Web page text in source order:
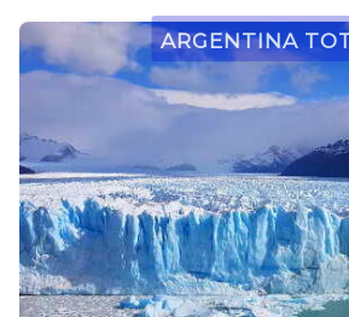
Argentina